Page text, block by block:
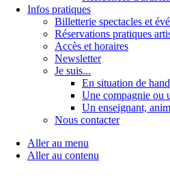
Infos pratiques
Billetterie spectacles et
Réservations pratiques
Accès et horaires
Newsletter
Je suis...
En situation de
Une compagnie ou
Un enseignant,
Nous contacter
Aller au menu
Aller au contenu